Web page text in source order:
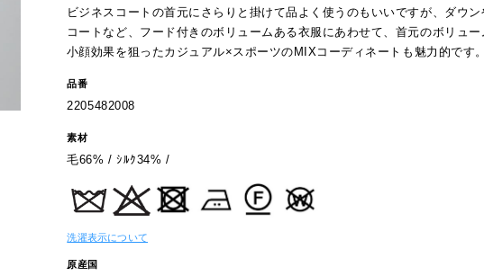
ビジネスコートの首元にさらりと掛けて品よく使うのもいいですが、ダウ
コートなど、フード付きのボリュームある衣服にあわせて、首元のボリュ
小顔効果を狙ったカジュアル×スポーツのMIXコーディネートも魅力的です。
品番
2205482008
素材
毛66% / ｼﾙｸ34% /
洗濯表示について
原産国